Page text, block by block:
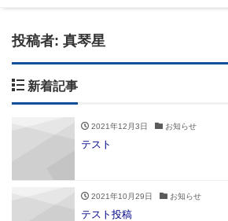
投稿者: 真琴星
新着記事
2021年12月3日 お知らせ
テスト
2021年10月29日 お知らせ
テスト投稿